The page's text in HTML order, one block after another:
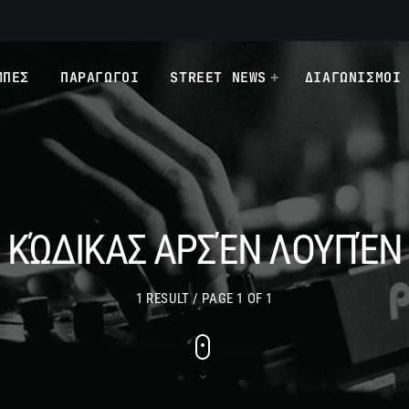
ΠΑΡΑΓΩΓΟΙ STREET NEWS ΔΙΑΓΩΝΙΣΜΟΙ
ΚΏΔΙΚΑΣ ΑΡΣΈΝ ΛΟΥΠΈΝ
1 RESULT / PAGE 1 OF 1